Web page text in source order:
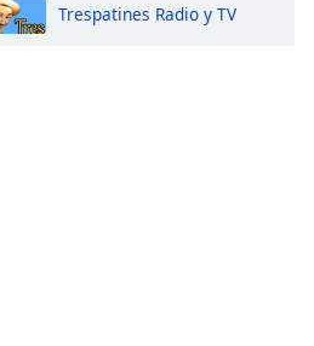
Trespatines Radio y TV